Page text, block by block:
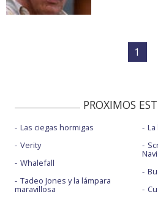
1
PROXIMOS
Las ciegas hormigas
Verity
Whalefall
Tadeo Jones y la lámpara
maravillosa